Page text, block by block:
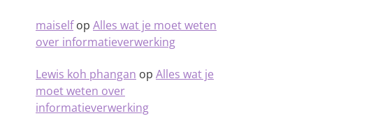
maiselfop Alles wat je moet weten
over informatieverwerking
Lewis koh phangan op Alles wat je
moet weten over
informatieverwerking